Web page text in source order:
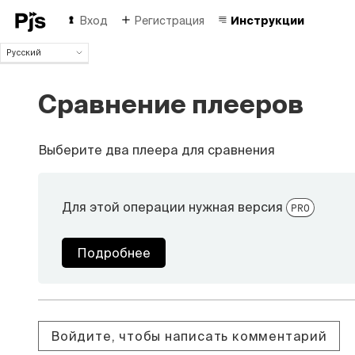
Вход Регистрация Инструкции
Русский
Español
Deutsch
Сравнение плееров
Выберите два плеера для сравнения
Для этой операции нужная версия PRO
Подробнее
Войдите, чтобы написать комментарий